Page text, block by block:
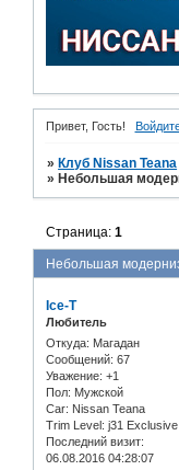
Привет, Гость!
» Клуб Nissan Teana
» Небольшая
Небольшая
Страница:1
Ice-T
Любитель
Откуда: Магадан
Сообщений: 67
Уважение: +1
Пол: Мужской
Car: Nissan Teana
Trim Level: j31 Exclusive
Последний визит:
06.08.2016 04:28:07